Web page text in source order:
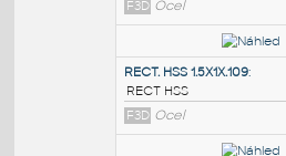
RECT. HSS 2X1X.100
F3D Ocel
RECT. HSS 1.5X1X.100